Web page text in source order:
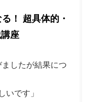
！ 超具体的・
座
ましたが結果につ
いです」